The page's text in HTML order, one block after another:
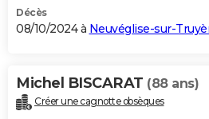
Décès
08/10/2024 à Neuvéglise-sur-
Michel BISCARAT (88 ans)
Créer une cagnotte obsèques